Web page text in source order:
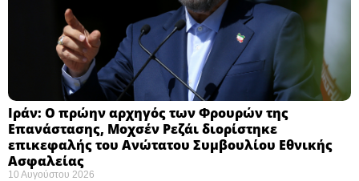
Ιράν: Ο πρώην αρχηγός των Φρουρών της
Επανάστασης, Μοχσέν Ρεζάι διορίστηκε
επικεφαλής του Ανώτατου Συμβουλίου Εθνικής
Ασφαλείας ​
10 Αυγούστου 2026